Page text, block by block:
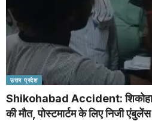
उत्तर प्रदेश
Shikohabad Accident:
की मौत, पोस्टमार्टम के लिए निजी एंबुलेंस